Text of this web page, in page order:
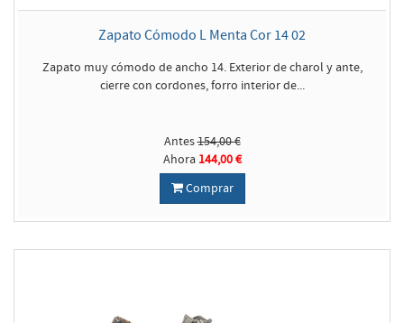
Zapato Cómodo L Menta Cor 14 02
Zapato muy cómodo de ancho 14. Exterior de charol y ante,
cierre con cordones, forro interior de...
Antes154,00 €
Ahora 144,00 €
Comprar